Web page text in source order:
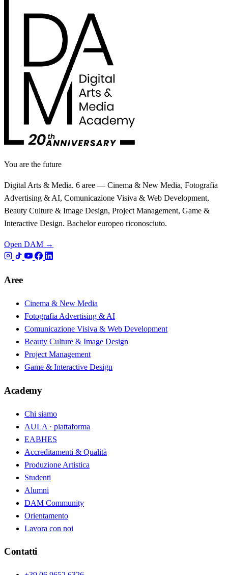
You are the future
Digital Arts & Media. 6 aree — Cinema & New Media, Fotografia
Advertising & AI, Comunicazione Visiva & Web Development,
Beauty Culture & Image Design, Project Management, Game &
Interactive Design. Bachelor europeo riconosciuto.
Open DAM →
Aree
Cinema & New Media
Fotografia Advertising & AI
Comunicazione Visiva & Web Development
Beauty Culture & Image Design
Project Management
Game & Interactive Design
Academy
Chi siamo
AULA · piattaforma
EABHES
Accreditamenti & Qualità
Produzione Artistica
Studenti
Alumni
DAM Community
Orientamento
Lavora con noi
Contatti